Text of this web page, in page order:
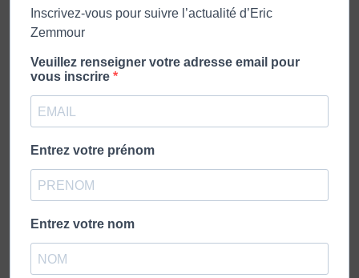
ORDINATEUR
pour les prochaines législatives, apprend que la
Lire plus
Inscrivez-vous pour suivre l’actualité d’Eric
Zemmour
Veuillez renseigner votre adresse email pour
vous inscrire
Entrez votre prénom
Entrez votre nom